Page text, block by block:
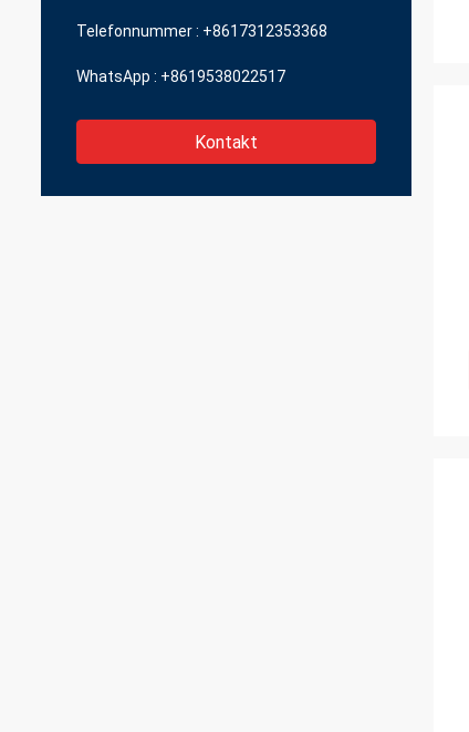
Telefonnummer : +8617312353368
WhatsApp : +8619538022517
Kontakt